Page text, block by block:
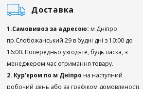
Доставка
1.Самовивоз за адресою: м Дніпро
пр.Слобожанський 29 в будні дні з 10:00 до
16:00. Попередньо узгодьте, будь ласка, з
менеджером час отримання товару.
2. Кур'єром по м Дніпро на наступний
робочий день або за графіком домовленості,